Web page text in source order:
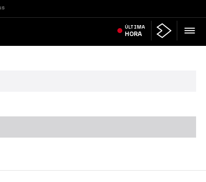
ÚLTIMA
HORA